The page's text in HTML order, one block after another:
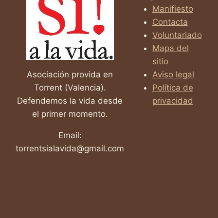
Asociación provida en
Torrent (Valencia).
Defendemos la vida desde
el primer momento.
Email:
torrentsialavida@gmail.com
Manifiesto
Contacta
Voluntariado
Mapa del
sitio
Aviso legal
Política de
privacidad